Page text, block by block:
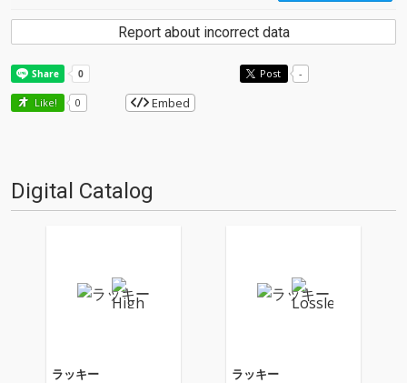
Report about incorrect data
Post -
Like! 0 Embed
Digital Catalog
ラッキー ラッキー